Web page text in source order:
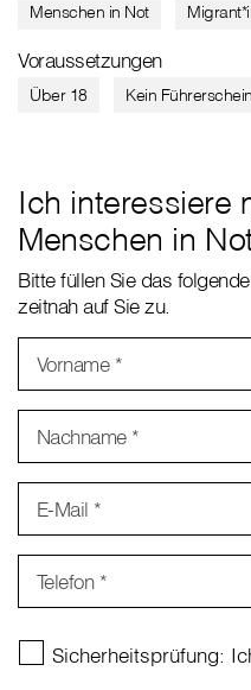
Menschen in Not
Voraussetzungen
Über 18 Kein
Ich interessiere
Menschen in
Bitte füllen Sie das
zeitnah auf Sie zu.
Vorname *
Nachname *
E-Mail *
Telefon *